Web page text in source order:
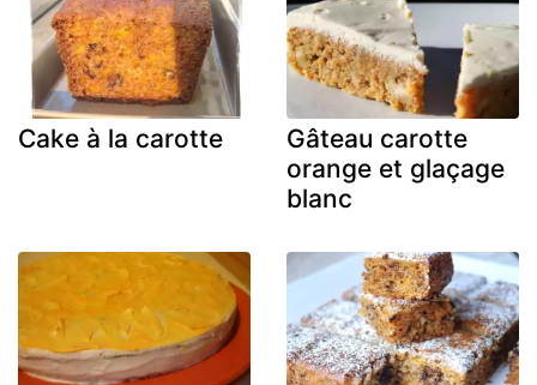
Cake à la carotte
Gâteau carotte
orange et glaçage
blanc